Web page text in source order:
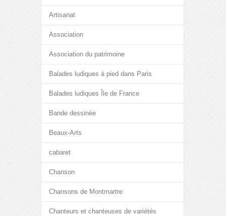
Artisanat
Association
Association du patrimoine
Balades ludiques à pied dans Paris
Balades ludiques Île de France
Bande dessinée
Beaux-Arts
cabaret
Chanson
Chansons de Montmartre
Chanteurs et chanteuses de variétés